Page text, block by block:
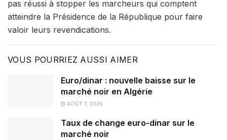
pas réussi à stopper les marcheurs qui comptent
atteindre la Présidence de la République pour faire
valoir leurs revendications.
VOUS POURRIEZ AUSSI AIMER
Euro/dinar : nouvelle baisse sur le
marché noir en Algérie
AOÛT 7, 2026
Taux de change euro-dinar sur le
marché noir